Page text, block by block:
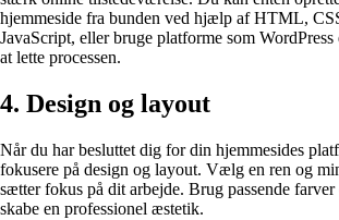
hjemmeside fra bunden ved hjælp af HTML,
JavaScript, eller bruge platforme som WordPress
at lette processen.
4. Design og layout
Når du har besluttet dig for din hjemmesides
fokusere på design og layout. Vælg en ren og
sætter fokus på dit arbejde. Brug passende
skabe en professionel æstetik.